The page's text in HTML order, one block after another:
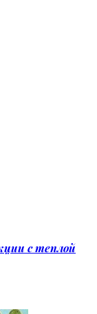
с теплой